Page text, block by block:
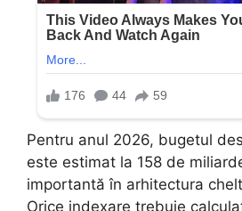
Pentru anul 2026, bugetul
este estimat la 158 de
importantă în arhitectura
Orice indexare trebuie